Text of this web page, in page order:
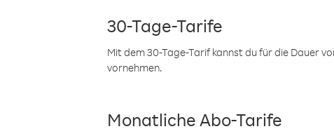
30-Tage-Tarife
Mit dem 30-Tage-Tarif kannst du für die Dauer
vornehmen.
Monatliche Abo-Tarife